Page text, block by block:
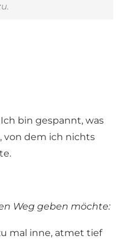
Ich bin gespannt, was
von dem ich nichts
Weg geben möchte:
mal inne, atmet tief